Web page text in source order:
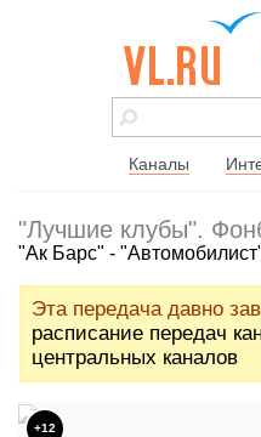
vl.ru - сайт
города
Каналы
"Лучшие клубы".
"Ак Барс" -
Эта передача давно
расписание передач
центральных каналов
+12